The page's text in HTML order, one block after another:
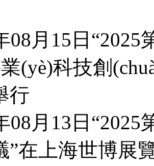
08月15日
(yè)科技創
行
08月13日
”在上海世博展